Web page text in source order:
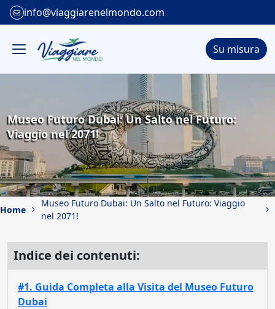
info@viaggiarenelmondo.com
Su misura
Museo Futuro Dubai: Un Salto nel Futuro:
Viaggio nel 2071!
Home
Museo Futuro Dubai: Un Salto nel Futuro: Viaggio
nel 2071!
Indice dei contenuti:
#1. Guida Completa alla Visita del Museo Futuro
Dubai